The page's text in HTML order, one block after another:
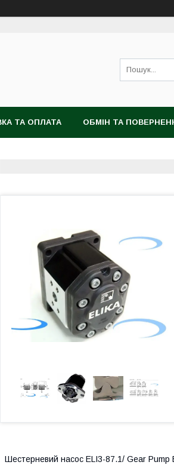
ТА ОПЛАТА ОБМІН ТА
Шестерневий насос ELI3-87.1/ Gear Pump